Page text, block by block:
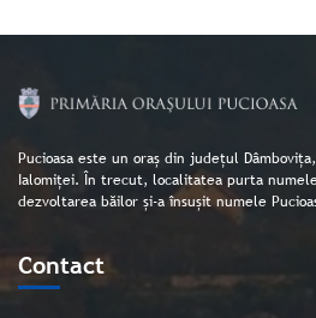
Pucioasa este un oraș din județul
Ialomiței. În trecut, localitatea purta
dezvoltarea băilor și-a însușit numele
Contact